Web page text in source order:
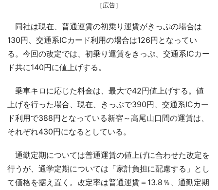
［広告］
同社は現在、普通運賃の初乗り運賃がきっぷの場合は
130円、交通系ICカード利用の場合は126円となってい
る。今回の改定では、初乗り運賃をきっぷ、交通系ICカー
ド共に140円に値上げする。
乗車キロに応じた料金は、最大で42円値上げする。値
上げを行った場合、現在、きっぷで390円、交通系ICカー
ド利用で388円となっている新宿～高尾山口間の運賃は、
それぞれ430円になるとしている。
通勤定期については普通運賃の値上げに合わせた改定を
行うが、通学定期については「家計負担に配慮する」とし
て価格を据え置く。改定率は普通運賃＝13.8％、通勤定期